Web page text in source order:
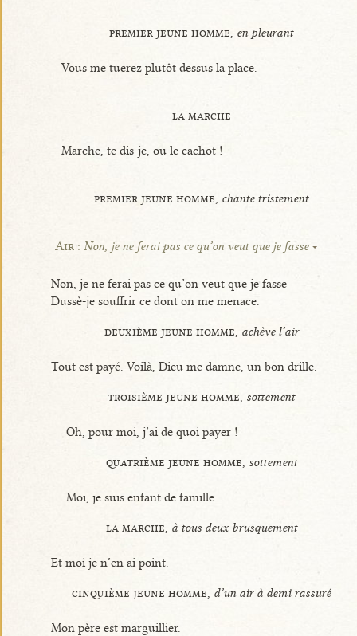
premier jeune homme, en pleurant
Vous me tuerez plutôt dessus la place.
la marche
Marche, te dis-je, ou le cachot !
premier jeune homme, chante tristement
Air : Non, je ne ferai pas ce qu’on veut que je fasse
Non, je ne ferai pas ce qu’on veut que je fasse
Dussè-je souffrir ce dont on me menace.
deuxième jeune homme, achève l’air
Tout est payé. Voilà, Dieu me damne, un bon drille.
troisième jeune homme, sottement
Oh, pour moi, j’ai de quoi payer !
quatrième jeune homme, sottement
Moi, je suis enfant de famille.
la marche, à tous deux brusquement
Et moi je n’en ai point.
cinquième jeune homme, d’un air à demi rassuré
Mon père est marguillier.